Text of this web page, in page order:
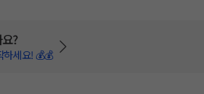
?
하세요! 💰💰